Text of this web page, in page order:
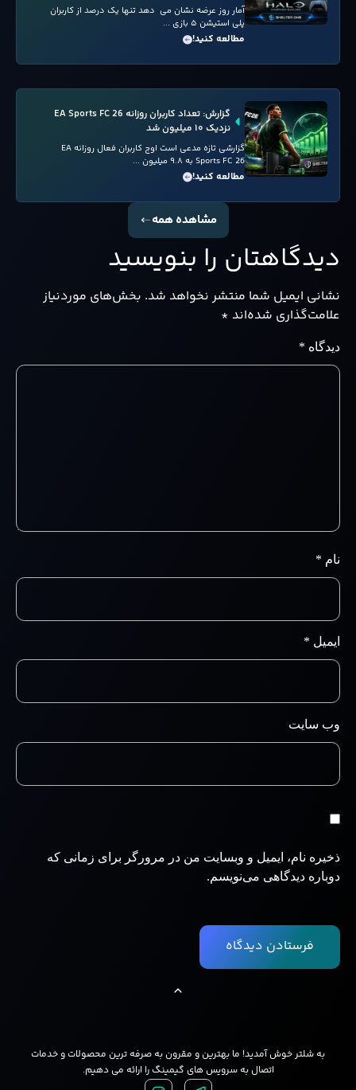
آمار روز عرضه نشان می دهد تنها یک درصد از کاربران
پلی استیشن ۵ بازی ...
مطالعه کنید!
گزارش: تعداد کاربران روزانه EA Sports FC 26
نزدیک ۱۰ میلیون شد
گزارشی تازه مدعی است اوج کاربران فعال روزانه EA
Sports FC 26 به ۹.۸ میلیون ...
مطالعه کنید!
مشاهده همه
دیدگاهتان را بنویسید
نشانی ایمیل شما منتشر نخواهد شد. بخش‌های موردنیاز
علامت‌گذاری شده‌اند *
دیدگاه *
نام *
ایمیل *
وب‌ سایت
ذخیره نام، ایمیل و وبسایت من در مرورگر برای زمانی که
دوباره دیدگاهی می‌نویسم.
به شلتر خوش آمدید! ما بهترین و مقرون به صرفه ترین محصولات و خدمات
اتصال به سرویس های گیمینگ را ارائه می دهیم.